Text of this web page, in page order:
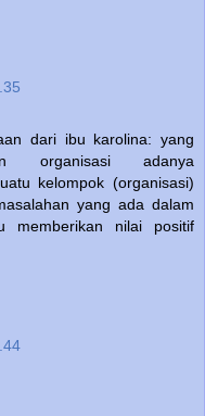
dari ibu karolina: yang
organisasi adanya
kelompok (organisasi)
yang ada dalam
memberikan nilai positif